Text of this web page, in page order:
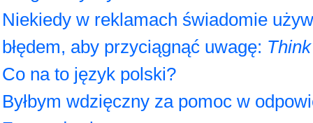
Niekiedy w reklamach świadomie
błędem, aby przyciągnąć uwagę:
Co na to język polski?
Byłbym wdzięczny za pomoc w